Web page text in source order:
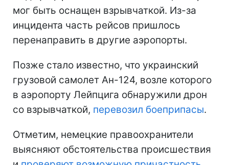
мог быть оснащен взрывчаткой. Из-за
инцидента часть рейсов пришлось
перенаправить в другие аэропорты.
Позже стало известно, что украинский
грузовой самолет Ан-124, возле которого
в аэропорту Лейпцига обнаружили дрон
со взрывчаткой, перевозил боеприпасы.
Отметим, немецкие правоохранители
выясняют обстоятельства происшествия